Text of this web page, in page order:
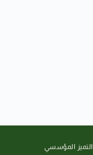
التميز المؤسسي